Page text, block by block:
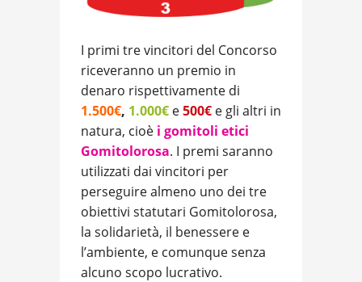
I primi tre vincitori del Concorso
riceveranno un premio in
denaro rispettivamente di
1.500€, 1.000€ e500€ e gli altri in
natura, cioè i gomitoli etici
Gomitolorosa. I premi saranno
utilizzati dai vincitori per
perseguire almeno uno dei tre
obiettivi statutari Gomitolorosa,
la solidarietà, il benessere e
l’ambiente, e comunque senza
alcuno scopo lucrativo.